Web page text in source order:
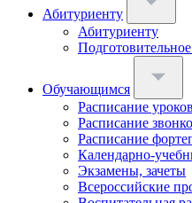
Абитуриенту
Абитуриенту
Обучающимся
Расписание уроков
Расписание
Расписание
Календарно-
Экзамены, зачеты
Всероссийские